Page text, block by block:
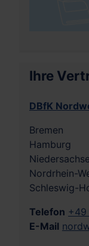
Ihre
DBfK
Bremen
Hamburg
Nordrhein-
Schleswig-
Telefon +49
E-Mail